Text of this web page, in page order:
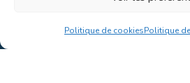
Politique de cookiesPolitique
Au coeur de la